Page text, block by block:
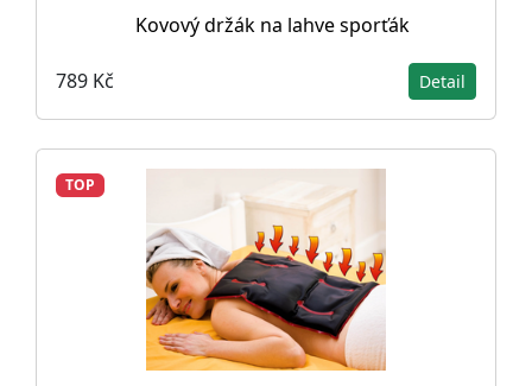
Kovový držák na lahve sporťák
789 Kč Detail
TOP